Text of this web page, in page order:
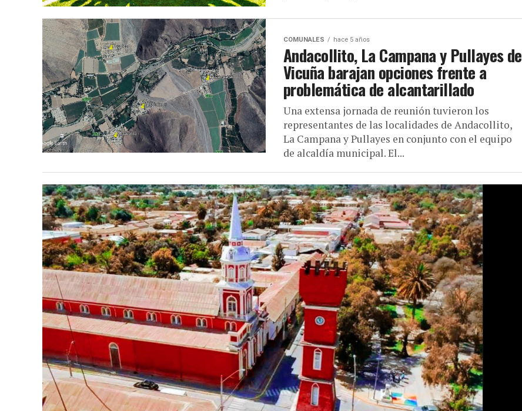
COMUNALES hace 5 años
Andacollito, La Campana y Pullayes de
Vicuña barajan opciones frente a
problemática de alcantarillado
Una extensa jornada de reunión tuvieron los
representantes de las localidades de Andacollito,
La Campana y Pullayes en conjunto con el equipo
de alcaldía municipal. El...